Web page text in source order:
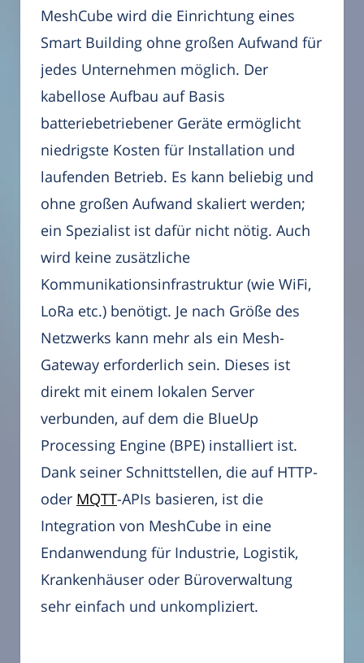
MeshCube wird die Einrichtung eines
Smart Building ohne großen Aufwand für
jedes Unternehmen möglich. Der
kabellose Aufbau auf Basis
batteriebetriebener Geräte ermöglicht
niedrigste Kosten für Installation und
laufenden Betrieb. Es kann beliebig und
ohne großen Aufwand skaliert werden;
ein Spezialist ist dafür nicht nötig. Auch
wird keine zusätzliche
Kommunikationsinfrastruktur (wie WiFi,
LoRa etc.) benötigt. Je nach Größe des
Netzwerks kann mehr als ein Mesh-
Gateway erforderlich sein. Dieses ist
direkt mit einem lokalen Server
verbunden, auf dem die BlueUp
Processing Engine (BPE) installiert ist.
Dank seiner Schnittstellen, die auf HTTP-
oder MQTT-APIs basieren, ist die
Integration von MeshCube in eine
Endanwendung für Industrie, Logistik,
Krankenhäuser oder Büroverwaltung
sehr einfach und unkompliziert.